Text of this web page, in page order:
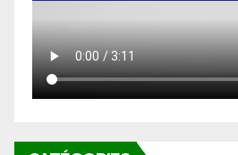
CATÉGORIES